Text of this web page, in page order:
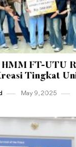
FT-UTU
Tingkat
May 9 , 2025